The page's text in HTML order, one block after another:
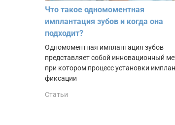
Что такое одномоментная
имплантация зубов и когда она
подходит?
Одномоментная имплантация зубов
представляет собой инновационный
при котором процесс установки
фиксации
Статьи